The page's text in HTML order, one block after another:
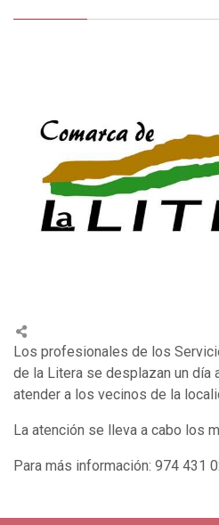
Los profesionales de los
de la Litera se desplazan un día
atender a los vecinos de la
La atención se lleva a cabo los
Para más información: 974 431